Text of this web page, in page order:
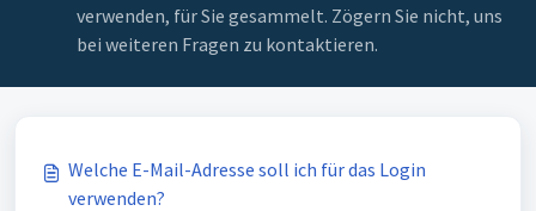
verwenden, für Sie gesammelt. Zögern Sie nicht, uns
bei weiteren Fragen zu kontaktieren.
Welche E-Mail-Adresse soll ich für das Login
verwenden?